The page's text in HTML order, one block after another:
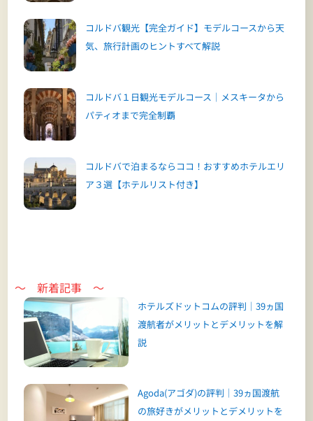
コルドバ観光【完全ガイド】モデルコースから天
気、旅行計画のヒントすべて解説
コルドバ１日観光モデルコース｜メスキータから
パティオまで完全制覇
コルドバで泊まるならココ！おすすめホテルエリ
ア３選【ホテルリスト付き】
～ 新着記事 ～
ホテルズドットコムの評判｜39ヵ国
渡航者がメリットとデメリットを解
説
Agoda(アゴダ)の評判｜39ヵ国渡航
の旅好きがメリットとデメリットを